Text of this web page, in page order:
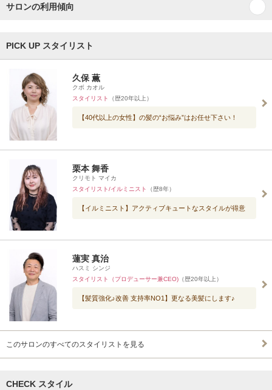
サロンの利用傾向
PICK UP スタイリスト
久保 薫
クボ カオル
スタイリスト
（歴20年以上）
【40代以上の女性】の髪の“お悩み”はお任せ下さい！
栗本 舞香
クリモト マイカ
スタイリスト/イルミニスト
（歴8年）
【イルミニスト】アクティブキュートなスタイルが得意
蓮実 真治
ハスミ シンジ
スタイリスト（プロデューサー兼CEO) （歴20年以上）
【髪質強化♪改善 支持率NO1】更なる美髪にします♪
このサロンのすべてのスタイリストを見る
CHECK スタイル